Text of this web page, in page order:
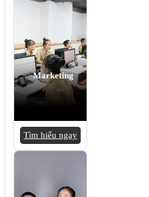
Marketing
Tìm hiểu ngay